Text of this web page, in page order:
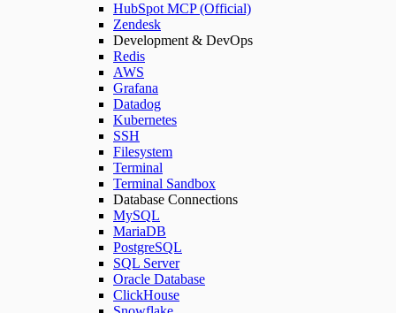
HubSpot MCP (Official)
Zendesk
Development & DevOps
Redis
AWS
Grafana
Datadog
Kubernetes
SSH
Filesystem
Terminal
Terminal Sandbox
Database Connections
MySQL
MariaDB
PostgreSQL
SQL Server
Oracle Database
ClickHouse